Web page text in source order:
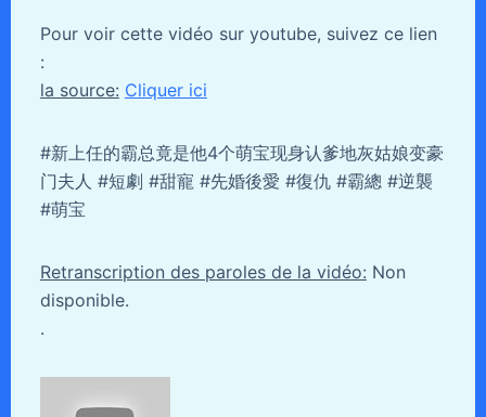
Pour voir cette vidéo sur youtube, suivez ce lien
:
la source: Cliquer ici
#新上任的霸总竟是他4个萌宝现身认爹地灰姑娘变豪
门夫人 #短劇 #甜寵 #先婚後愛 #復仇 #霸總 #逆襲
#萌宝
Retranscription des paroles de la vidéo: Non
disponible.
.